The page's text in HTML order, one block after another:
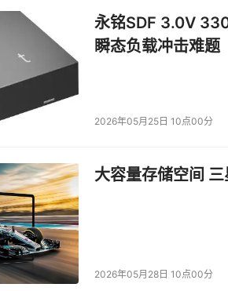
方面更具优势。虽然硬盘的传送速度
足之处，如磁带及驱动器的使用寿命
上随取随用。不过如果你确实非常在
想要的答案。
窗口问题对一个公司来说可能代价太
LAN的解决方案。虽然也有一些有助
从LAN分离出去必将是大势所趋。
务器共享磁带库，同时提供比利用
永铭SDF 3.0V
瞬态负载冲击难题
2026年05月25日 10点00分
大容量存储空间
2026年05月28日 10点00分